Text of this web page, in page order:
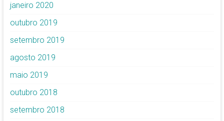
janeiro 2020
outubro 2019
setembro 2019
agosto 2019
maio 2019
outubro 2018
setembro 2018